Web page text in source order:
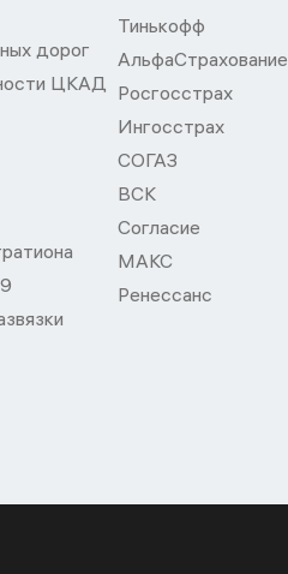
дорог
ЦКАД
Тинькофф
АльфаСтрахование
Росгосстрах
Ингосстрах
СОГАЗ
ВСК
Согласие
МАКС
Ренессанс